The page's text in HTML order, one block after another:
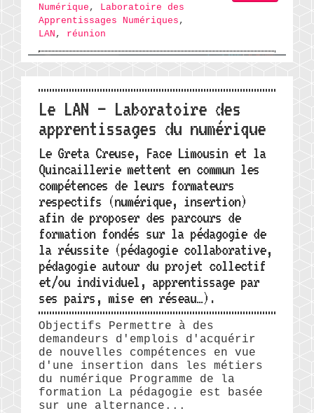
Numérique , Laboratoire des
Apprentissages Numériques ,
LAN , réunion
Le LAN – Laboratoire des
apprentissages du numérique
Le Greta Creuse, Face Limousin et la
Quincaillerie mettent en commun les
compétences de leurs formateurs
respectifs (numérique, insertion)
afin de proposer des parcours de
formation fondés sur la pédagogie de
la réussite (pédagogie collaborative,
pédagogie autour du projet collectif
et/ou individuel, apprentissage par
ses pairs, mise en réseau…).
Objectifs Permettre à des
demandeurs d'emplois d'acquérir
de nouvelles compétences en vue
d'une insertion dans les métiers
du numérique Programme de la
formation La pédagogie est basée
sur une alternance...